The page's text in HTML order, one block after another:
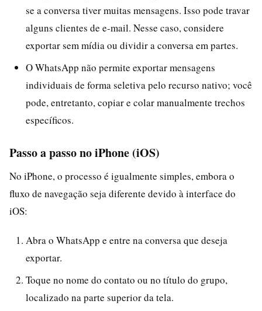
se a conversa tiver muitas mensagens. Isso pode travar
alguns clientes de e-mail. Nesse caso, considere
exportar sem mídia ou dividir a conversa em partes.
O WhatsApp não permite exportar mensagens
individuais de forma seletiva pelo recurso nativo; você
pode, entretanto, copiar e colar manualmente trechos
específicos.
Passo a passo no iPhone (iOS)
No iPhone, o processo é igualmente simples, embora o
fluxo de navegação seja diferente devido à interface do
iOS:
Abra o WhatsApp e entre na conversa que deseja
exportar.
Toque no nome do contato ou no título do grupo,
localizado na parte superior da tela.